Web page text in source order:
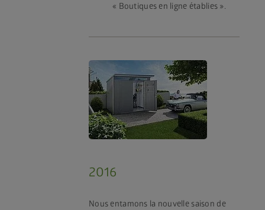
« Boutiques en ligne établies ».
2016
Nous entamons la nouvelle saison de